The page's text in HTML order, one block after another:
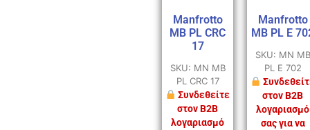
Manfrotto
MB PL CRC
17
SKU: MN MB
PL CRC 17
Συνδεθείτε
στον B2B
λογαριασμό
Manfrotto
MB PL E
SKU: MN MB
PL E 702
στον B2B
λογαριασμό
σας για να